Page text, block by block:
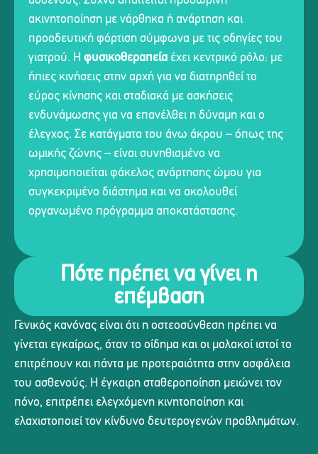
ακινητοποίηση με νάρθηκα ή ανάρτηση και
προοδευτική φόρτιση σύμφωνα με τις οδηγίες του
γιατρού. Η φυσικοθεραπεία έχει κεντρικό ρόλο: με
ήπιες κινήσεις στην αρχή για να διατηρηθεί το
εύρος κίνησης και σταδιακά με ασκήσεις
ενδυνάμωσης για να επανέλθει η δύναμη και ο
έλεγχος. Σε κατάγματα του άνω άκρου – όπως της
ωμικής ζώνης – είναι συνηθισμένο να
χρησιμοποιείται φάκελος ανάρτησης ώμου για
συγκεκριμένο διάστημα και να ακολουθεί
οργανωμένο πρόγραμμα αποκατάστασης.
Πότε πρέπει να γίνει η
επέμβαση
Γενικός κανόνας είναι ότι η οστεοσύνθεση πρέπει να
γίνεται εγκαίρως, όταν το οίδημα και οι μαλακοί ιστοί το
επιτρέπουν και πάντα με προτεραιότητα στην ασφάλεια
του ασθενούς. Η έγκαιρη σταθεροποίηση μειώνει τον
πόνο, επιτρέπει ελεγχόμενη κινητοποίηση και
ελαχιστοποιεί τον κίνδυνο δευτερογενών προβλημάτων.